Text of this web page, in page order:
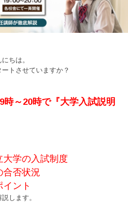
ちは。
トさせていますか？
時～20時で『大学入試説明
学の入試制度
否状況
ント
します。